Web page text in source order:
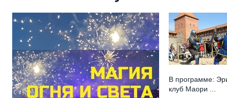
В программе:
клуб Маори ...